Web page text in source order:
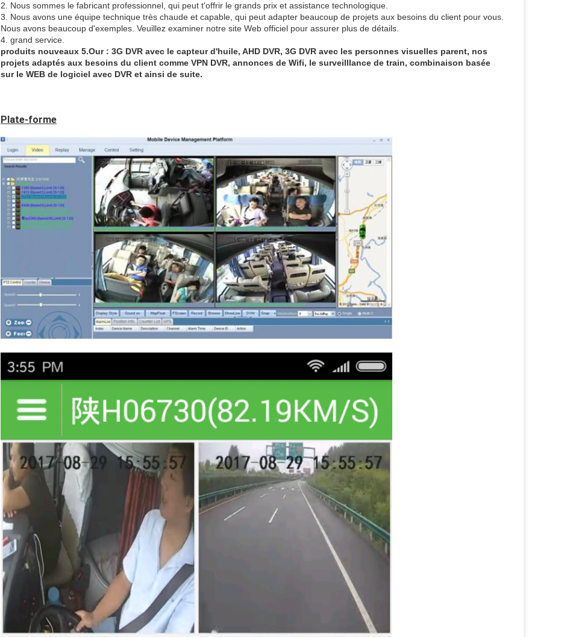
2. Nous sommes le fabricant professionnel, qui peut t'offrir le grands prix et assistance technologique.
3. Nous avons une équipe technique très chaude et capable, qui peut adapter beaucoup de projets aux besoins du client pour vous.
Nous avons beaucoup d'exemples. Veuillez examiner notre site Web officiel pour assurer plus de détails.
4. grand service.
produits nouveaux 5.Our : 3G DVR avec le capteur d'huile, AHD DVR, 3G DVR avec les personnes visuelles parent, nos
projets adaptés aux besoins du client comme VPN DVR, annonces de Wifi, le surveilllance de train, combinaison basée
sur le WEB de logiciel avec DVR et ainsi de suite.
Plate-forme